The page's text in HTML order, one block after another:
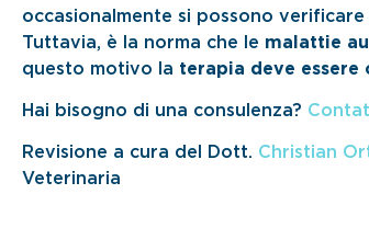
occasionalmente si possono
Tuttavia, è la norma che le malattie
questo motivo la terapia deve
Hai bisogno di una consulenza?
Revisione a cura del Dott. Christian
Veterinaria